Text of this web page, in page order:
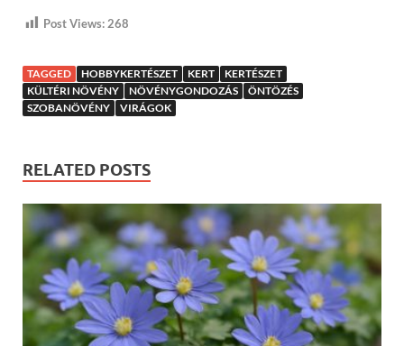
Post Views: 268
TAGGED HOBBYKERTÉSZET KERT
KERTÉSZET
KÜLTÉRI NÖVÉNY
NÖVÉNYGONDOZÁS
ÖNTÖZÉS
SZOBANÖVÉNY
VIRÁGOK
RELATED POSTS